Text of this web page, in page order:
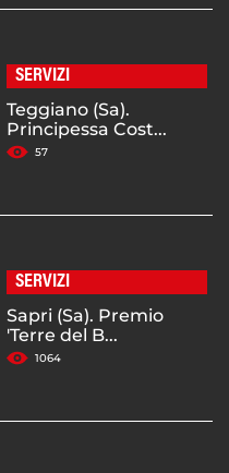
SERVIZI
Teggiano (Sa).
Principessa Cost...
57
SERVIZI
Sapri (Sa). Premio
'Terre del B...
1064